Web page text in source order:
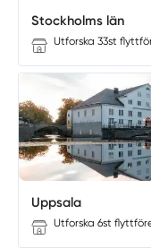
Stockholms län
Utforska 33st
Uppsala
Utforska 6st